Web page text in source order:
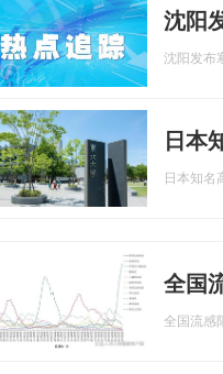
沈阳
沈阳发布
日本
日本知名
全国
全国流感